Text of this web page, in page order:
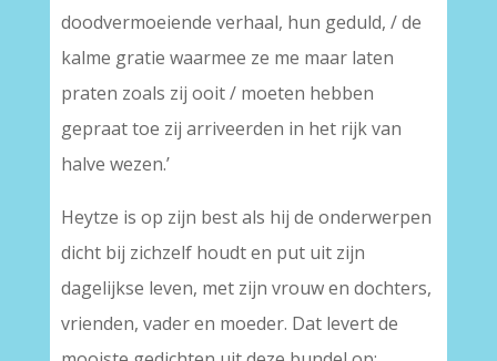
doodvermoeiende verhaal, hun geduld, / de
kalme gratie waarmee ze me maar laten
praten zoals zij ooit / moeten hebben
gepraat toe zij arriveerden in het rijk van
halve wezen.’
Heytze is op zijn best als hij de onderwerpen
dicht bij zichzelf houdt en put uit zijn
dagelijkse leven, met zijn vrouw en dochters,
vrienden, vader en moeder. Dat levert de